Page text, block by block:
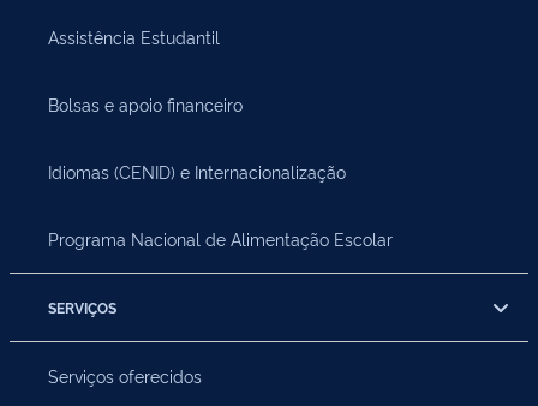
Assistência Estudantil
Bolsas e apoio financeiro
Idiomas (CENID) e Internacionalização
Programa Nacional de Alimentação Escolar
SERVIÇOS
Serviços oferecidos